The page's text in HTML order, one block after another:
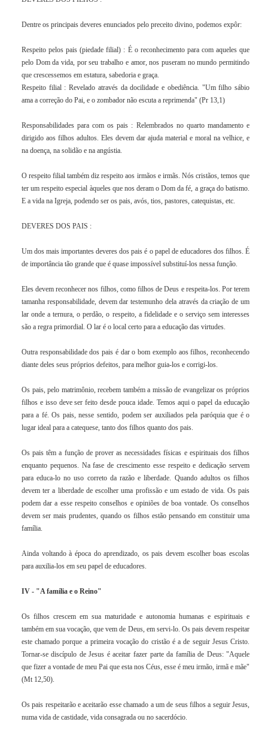
Dentre os principais deveres enunciados pelo preceito divino, podemos expôr:
Respeito pelos pais (piedade filial) : É o reconhecimento para com aqueles que
pelo Dom da vida, por seu trabalho e amor, nos puseram no mundo permitindo
que crescessemos em estatura, sabedoria e graça.
Respeito filial : Revelado através da docilidade e obediência. "Um filho sábio
ama a correção do Pai, e o zombador não escuta a reprimenda" (Pr 13,1)
Responsabilidades para com os pais : Relembrados no quarto mandamento e
dirigido aos filhos adultos. Eles devem dar ajuda material e moral na velhice, e
na doença, na solidão e na angústia.
O respeito filial também diz respeito aos irmãos e irmãs. Nós cristãos, temos que
ter um respeito especial àqueles que nos deram o Dom da fé, a graça do batismo.
E a vida na Igreja, podendo ser os pais, avós, tios, pastores, catequistas, etc.
DEVERES DOS PAIS :
Um dos mais importantes deveres dos pais é o papel de educadores dos filhos. É
de importância tão grande que é quase impossível substituí-los nessa função.
Eles devem reconhecer nos filhos, como filhos de Deus e respeita-los. Por terem
tamanha responsabilidade, devem dar testemunho dela através da criação de um
lar onde a ternura, o perdão, o respeito, a fidelidade e o serviço sem interesses
são a regra primordial. O lar é o local certo para a educação das virtudes.
Outra responsabilidade dos pais é dar o bom exemplo aos filhos, reconhecendo
diante deles seus próprios defeitos, para melhor guia-los e corrigi-los.
Os pais, pelo matrimônio, recebem também a missão de evangelizar os próprios
filhos e isso deve ser feito desde pouca idade. Temos aqui o papel da educação
para a fé. Os pais, nesse sentido, podem ser auxiliados pela paróquia que é o
lugar ideal para a catequese, tanto dos filhos quanto dos pais.
Os pais têm a função de prover as necessidades físicas e espirituais dos filhos
enquanto pequenos. Na fase de crescimento esse respeito e dedicação servem
para educa-lo no uso correto da razão e liberdade. Quando adultos os filhos
devem ter a liberdade de escolher uma profissão e um estado de vida. Os pais
podem dar a esse respeito conselhos e opiniões de boa vontade. Os conselhos
devem ser mais prudentes, quando os filhos estão pensando em constituir uma
família.
Ainda voltando à época do aprendizado, os pais devem escolher boas escolas
para auxilia-los em seu papel de educadores.
IV - "A família e o Reino"
Os filhos crescem em sua maturidade e autonomia humanas e espirituais e
também em sua vocação, que vem de Deus, em servi-lo. Os pais devem respeitar
este chamado porque a primeira vocação do cristão é a de seguir Jesus Cristo.
Tornar-se discípulo de Jesus é aceitar fazer parte da família de Deus: "Aquele
que fizer a vontade de meu Pai que esta nos Céus, esse é meu irmão, irmã e mãe"
(Mt 12,50).
Os pais respeitarão e aceitarão esse chamado a um de seus filhos a seguir Jesus,
numa vida de castidade, vida consagrada ou no sacerdócio.